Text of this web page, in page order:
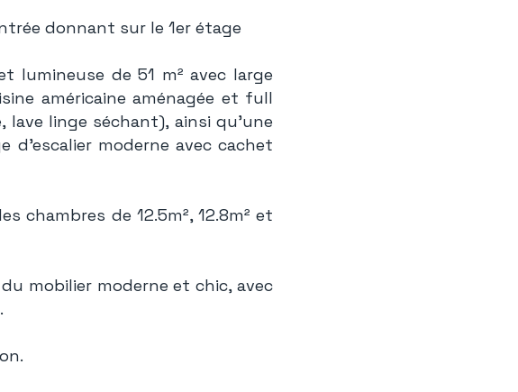
donnant sur le 1er étage
lumineuse de 51 m² avec large
américaine aménagée et full
lave linge séchant), ainsi qu'une
d'escalier moderne avec cachet
chambres de 12.5m², 12.8m² et
mobilier moderne et chic, avec